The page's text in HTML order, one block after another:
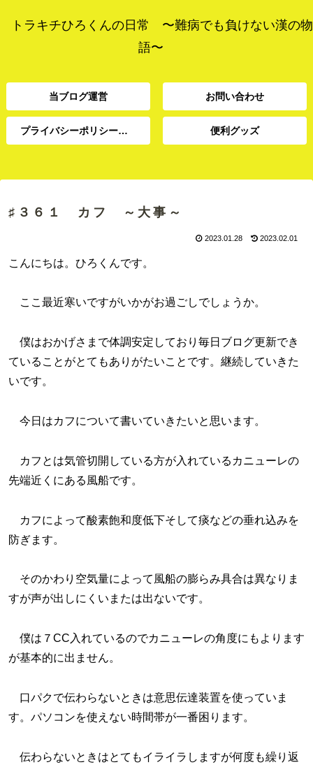
トラキチひろくんの日常 〜難病でも負けない漢の物
語〜
当ブログ運営 お問い合わせ
プライバシーポリシー、免責事項 便利グッズ
♯３６１ カフ ～大事～
2023.01.28 2023.02.01
こんにちは。ひろくんです。
ここ最近寒いですがいかがお過ごしでしょうか。
僕はおかげさまで体調安定しており毎日ブログ更新でき
ていることがとてもありがたいことです。継続していきた
いです。
今日はカフについて書いていきたいと思います。
カフとは気管切開している方が入れているカニューレの
先端近くにある風船です。
カフによって酸素飽和度低下そして痰などの垂れ込みを
防ぎます。
そのかわり空気量によって風船の膨らみ具合は異なりま
すが声が出しにくいまたは出ないです。
僕は７CC入れているのでカニューレの角度にもよります
が基本的に出ません。
口パクで伝わらないときは意思伝達装置を使っていま
す。パソコンを使えない時間帯が一番困ります。
伝わらないときはとてもイライラしますが何度も繰り返